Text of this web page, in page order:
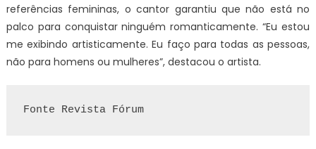
referências femininas, o cantor garantiu que não está no
palco para conquistar ninguém romanticamente. “Eu estou
me exibindo artisticamente. Eu faço para todas as pessoas,
não para homens ou mulheres”, destacou o artista.
Fonte Revista Fórum